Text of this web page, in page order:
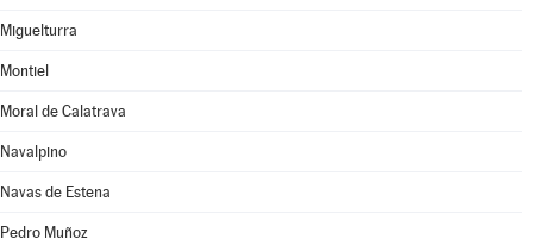
Miguelturra
Montiel
Moral de Calatrava
Navalpino
Navas de Estena
Pedro Muñoz